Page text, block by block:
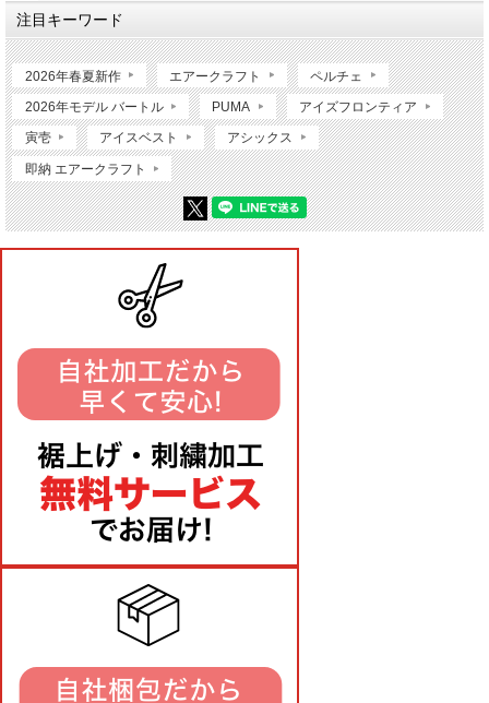
注目キーワード
2026年春夏新作 エアークラフト ペルチェ
2026年モデル バートル PUMA アイズフロンティア
寅壱 アイスベスト アシックス
即納 エアークラフト